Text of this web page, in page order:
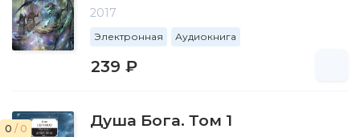
2017
Электронная Аудиокнига
239 ₽
0 / 0 Душа Бога. Том 1